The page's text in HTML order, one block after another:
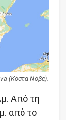
(Κόστα Νόβα).
Από τη
από το